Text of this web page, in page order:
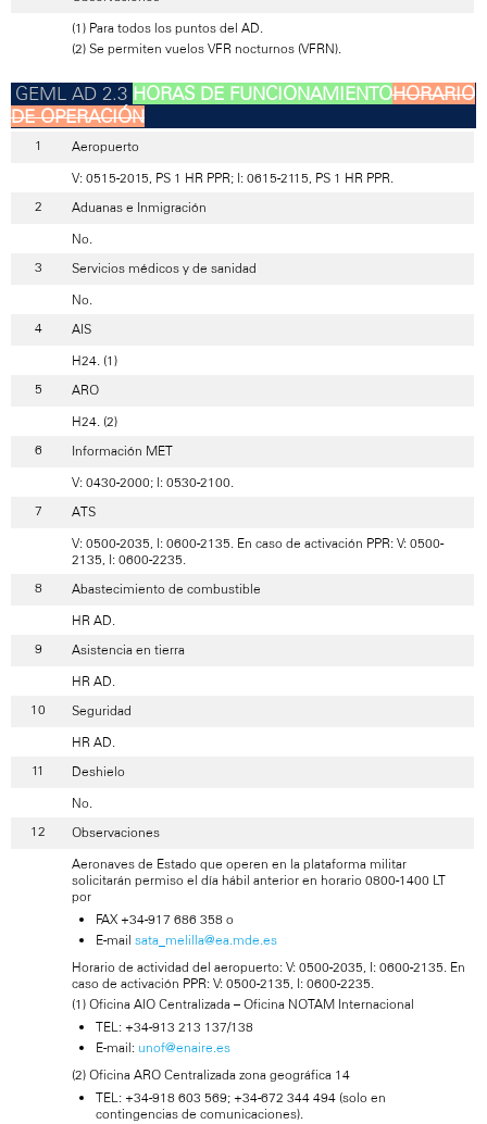
(1) Para todos los puntos del AD.
(2) Se permiten vuelos VFR nocturnos (VFRN).
HORAS DE FUNCIONAMIENTOHORARIO
DE OPERACIÓN
Aeropuerto
V: 0515-2015, PS 1 HR PPR; I: 0615-2115, PS 1 HR PPR.
Aduanas e Inmigración
No.
Servicios médicos y de sanidad
No.
AIS
H24. (1)
ARO
H24. (2)
Información MET
V: 0430-2000; I: 0530-2100.
ATS
V: 0500-2035, I: 0600-2135. En caso de activación PPR: V: 0500-
2135, I: 0600-2235.
Abastecimiento de combustible
HR AD.
Asistencia en tierra
HR AD.
Seguridad
HR AD.
Deshielo
No.
Observaciones
Aeronaves de Estado que operen en la plataforma militar
solicitarán permiso el día hábil anterior en horario 0800-1400 LT
por
FAX +34-917 686 358 o
E-mail sata_melilla@ea.mde.es
Horario de actividad del aeropuerto: V: 0500-2035, I: 0600-2135. En
caso de activación PPR: V: 0500-2135, I: 0600-2235.
(1) Oficina AIO Centralizada – Oficina NOTAM Internacional
TEL: +34-913 213 137/138
E-mail: unof@enaire.es
(2) Oficina ARO Centralizada zona geográfica 14
TEL: +34-918 603 569; +34-672 344 494 (solo en
contingencias de comunicaciones).